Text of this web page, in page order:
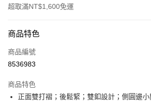
超取滿NT$1,600免運
信用卡一次付款
超商取貨付款
Apple Pay
商品特色
商品編號
8536983
商品特色
正面雙打褶；後鬆緊；雙釦設計；側圓邊